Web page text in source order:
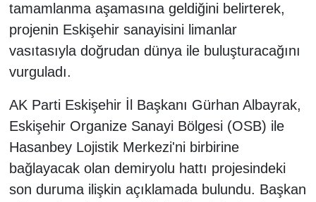
tamamlanma aşamasına geldiğini belirterek,
projenin Eskişehir sanayisini limanlar
vasıtasıyla doğrudan dünya ile buluşturacağını
vurguladı.
AK Parti Eskişehir İl Başkanı Gürhan Albayrak,
Eskişehir Organize Sanayi Bölgesi (OSB) ile
Hasanbey Lojistik Merkezi'ni birbirine
bağlayacak olan demiryolu hattı projesindeki
son duruma ilişkin açıklamada bulundu. Başkan